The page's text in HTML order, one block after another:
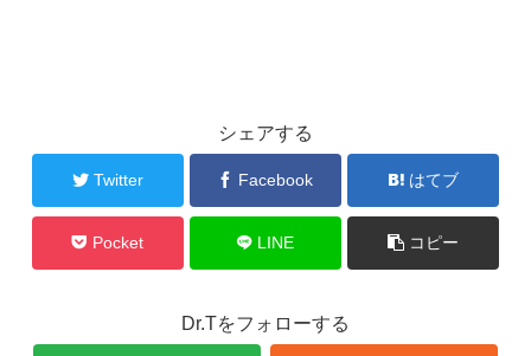
シェアする
Twitter Facebook はてブ
Pocket LINE コピー
Dr.Tをフォローする